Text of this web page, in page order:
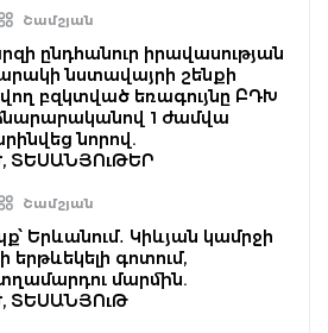
Շամշյան
ընդհանուր իրավասության
նստավայրի շենքի
բզկտված եռագույնը ԲԴԽ
1 ժամվա
նորով.
ՏԵՍԱՆՅՈւԹԵՐ
Շամշյան
Երևանում․ Կիևյան կամրջի
գոտում,
մարմին.
ՏԵՍԱՆՅՈւԹ